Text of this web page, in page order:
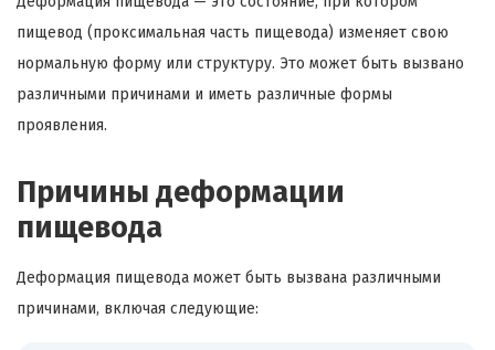
пищевод (проксимальная часть пищевода) изменяет свою
нормальную форму или структуру. Это может быть вызвано
различными причинами и иметь различные формы
проявления.
Причины деформации
пищевода
Деформация пищевода может быть вызвана различными
причинами, включая следующие: